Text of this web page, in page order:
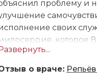
проблему и
своих
которое
о враче: